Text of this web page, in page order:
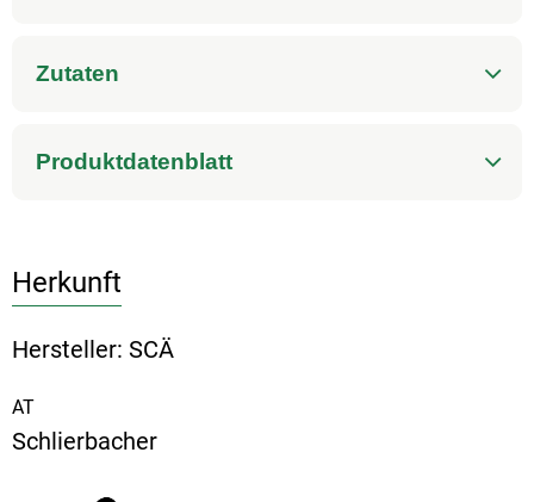
Zutaten
Produktdatenblatt
Herkunft
Hersteller: SCÄ
AT
Schlierbacher